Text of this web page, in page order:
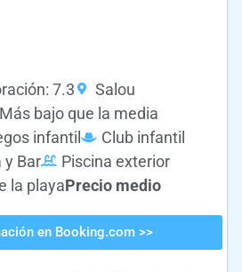
7.3
Salou
bajo que la media
infantil
Club infantil
y Bar
Piscina exterior
la playaPrecio medio
en Booking.com >>